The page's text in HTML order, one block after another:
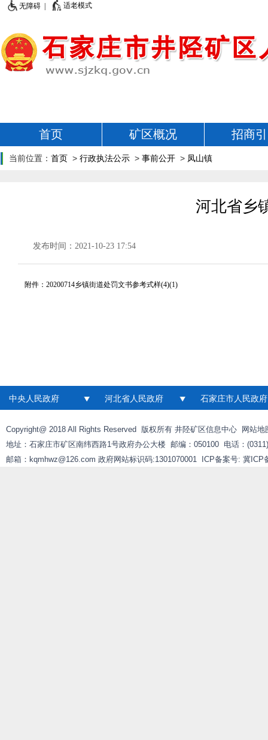
无障碍 | 适老模式
首页 矿区概况 招商
当前位置： 首页 > 行政执法公示 > 事前公开 > 凤山镇
河北省乡
发布时间：2021-10-23 17:54
附件：20200714乡镇街道处罚文书参考式样(4)(1)